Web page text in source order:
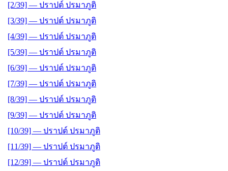
[2/39] — ปราปต์ ปรมาภูติ
[3/39] — ปราปต์ ปรมาภูติ
[4/39] — ปราปต์ ปรมาภูติ
[5/39] — ปราปต์ ปรมาภูติ
[6/39] — ปราปต์ ปรมาภูติ
[7/39] — ปราปต์ ปรมาภูติ
[8/39] — ปราปต์ ปรมาภูติ
[9/39] — ปราปต์ ปรมาภูติ
[10/39] — ปราปต์ ปรมาภูติ
[11/39] — ปราปต์ ปรมาภูติ
[12/39] — ปราปต์ ปรมาภูติ